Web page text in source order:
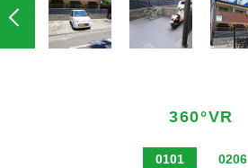
360°VR
0101 0206